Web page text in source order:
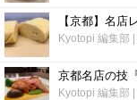
Kyotopi 編集部
Kyotopi 編集部